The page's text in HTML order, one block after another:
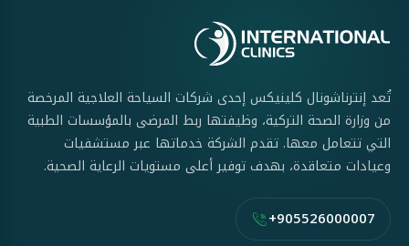
تُعد إنترناشونال كلينيكس إحدى شركات السياحة العلاجية المرخصة
من وزارة الصحة التركية، وظيفتها ربط المرضى بالمؤسسات الطبية
التي تتعامل معها. تقدم الشركة خدماتها عبر مستشفيات
وعيادات متعاقدة، بهدف توفير أعلى مستويات الرعاية الصحية.
+905526000007